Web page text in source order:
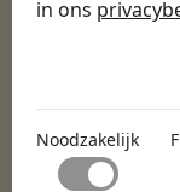
in ons
Noodzakelijk
Noodzakelijke
maken door
Functioneel
Noodzakelijk
Marketing &